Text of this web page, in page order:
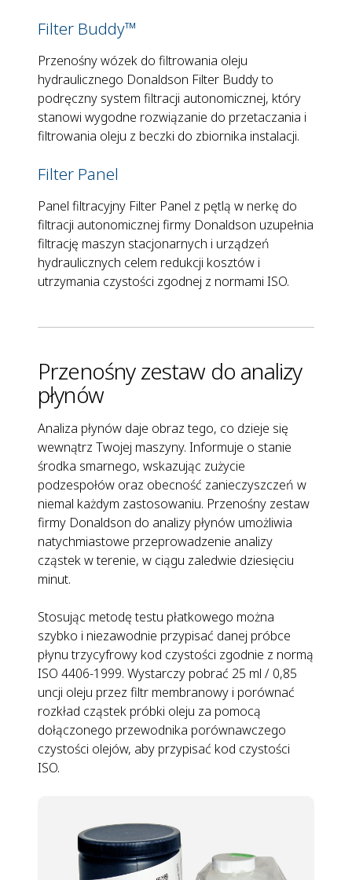
Filter Buddy™
Przenośny wózek do filtrowania oleju
hydraulicznego Donaldson Filter Buddy to
podręczny system filtracji autonomicznej, który
stanowi wygodne rozwiązanie do przetaczania i
filtrowania oleju z beczki do zbiornika instalacji.
Filter Panel
Panel filtracyjny Filter Panel z pętlą w nerkę do
filtracji autonomicznej firmy Donaldson uzupełnia
filtrację maszyn stacjonarnych i urządzeń
hydraulicznych celem redukcji kosztów i
utrzymania czystości zgodnej z normami ISO.
Przenośny zestaw do analizy
płynów
Analiza płynów daje obraz tego, co dzieje się
wewnątrz Twojej maszyny. Informuje o stanie
środka smarnego, wskazując zużycie
podzespołów oraz obecność zanieczyszczeń w
niemal każdym zastosowaniu. Przenośny zestaw
firmy Donaldson do analizy płynów umożliwia
natychmiastowe przeprowadzenie analizy
cząstek w terenie, w ciągu zaledwie dziesięciu
minut.
Stosując metodę testu płatkowego można
szybko i niezawodnie przypisać danej próbce
płynu trzycyfrowy kod czystości zgodnie z normą
ISO 4406-1999. Wystarczy pobrać 25 ml / 0,85
uncji oleju przez filtr membranowy i porównać
rozkład cząstek próbki oleju za pomocą
dołączonego przewodnika porównawczego
czystości olejów, aby przypisać kod czystości
ISO.